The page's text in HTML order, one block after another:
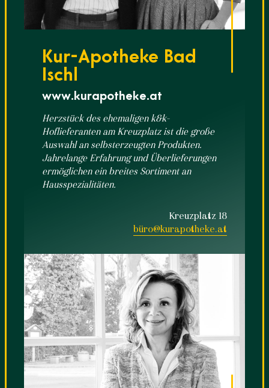
Kur-Apotheke Bad
Ischl
www.kurapotheke.at
Herzstück des ehemaligen k&k-
Hoflieferanten am Kreuzplatz ist die große
Auswahl an selbsterzeugten Produkten.
Jahrelange Erfahrung und Überlieferungen
ermöglichen ein breites Sortiment an
Hausspezialitäten.
Kreuzplatz 18
büro@kurapotheke.at